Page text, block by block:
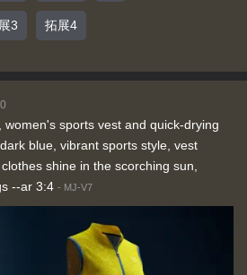
3 拓展4
women's sports vest and quick-drying
blue, vibrant sports style, vest
shine in the scorching sun,
--ar 3:4 - MJ-V7